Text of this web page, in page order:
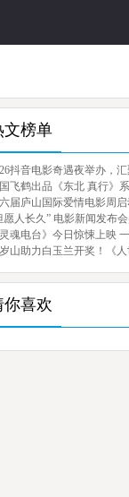
文榜单
抖音电影奇遇夜举办，
飞鹤出品《东北 真行》
届庐山国际爱情电影周
愿人长久” 电影新闻发布会
灵魂电台》今日惊悚上映
山助力白玉兰开奖！《
你喜欢